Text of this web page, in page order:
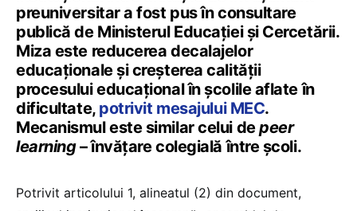
preuniversitar a fost pus în consultare
publică de Ministerul Educației și Cercetării.
Miza este reducerea decalajelor
educaționale și creșterea calității
procesului educațional în școlile aflate în
dificultate, potrivit mesajului MEC.
Mecanismul este similar celui depeer
learning– învățare colegială între școli.
Potrivit articolului 1, alineatul (2) din document,